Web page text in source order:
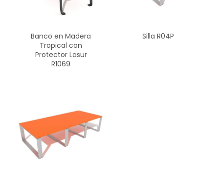
Banco en Madera
Tropical con
Protector Lasur
R1069
Silla R04P